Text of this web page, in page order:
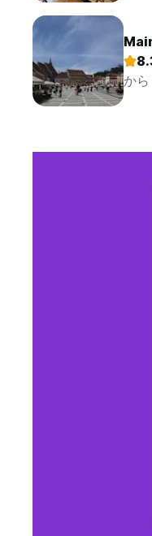
か